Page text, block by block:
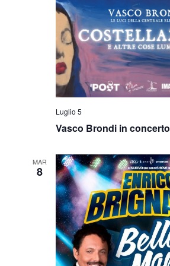
Luglio 5
Vasco Brondi in concerto
MAR
8